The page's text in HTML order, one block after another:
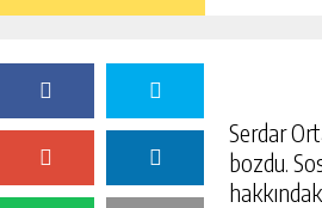
Serdar
bozdu.